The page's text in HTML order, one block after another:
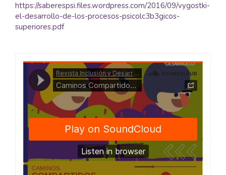
https://saberespsi.files.wordpress.com/2016/09/vygostki-
el-desarrollo-de-los-procesos-psicolc3b3gicos-
superiores.pdf
Caminos
Compartidos